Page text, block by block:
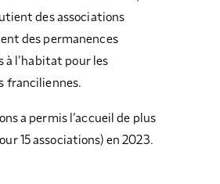
des associations
des permanences
à l’habitat pour les
franciliennes.
a permis l’accueil de plus
15 associations) en 2023.